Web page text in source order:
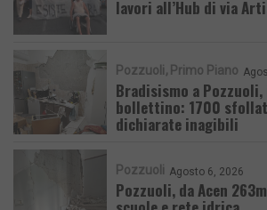
lavori all’Hub di via
Pozzuoli Primo Piano
Bradisismo a
bollettino: 1700
dichiarate inagibili
Pozzuoli Agosto 6, 2026
Pozzuoli, da Acen